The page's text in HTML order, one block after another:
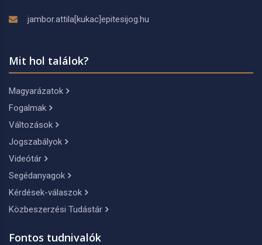
jambor.attila[kukac]epitesijog.hu
Mit hol találok?
Magyarázatok
Fogalmak
Változások
Jogszabályok
Videótár
Segédanyagok
Kérdések-válaszok
Közbeszerzési Tudástár
Fontos tudnivalók